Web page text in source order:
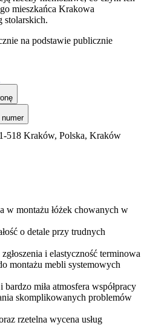
mieszkańca Krakowa
stolarskich.
na podstawie publicznie
numer
518 Kraków, Polska, Kraków
w montażu łóżek chowanych w
o detale przy trudnych
i elastyczność terminowa
montażu mebli systemowych
miła atmosfera współpracy
skomplikowanych problemów
rzetelna wycena usług